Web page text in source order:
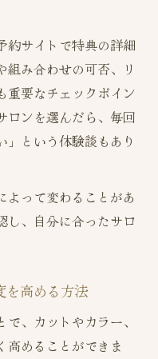
約サイトで特典の詳細
組み合わせの可否、リ
重要なチェックポイン
ロンを選んだら、毎回
という体験談もあり
よって変わることがあ
し、自分に合ったサロ
を高める方法
、カットやカラー、
高めることができま